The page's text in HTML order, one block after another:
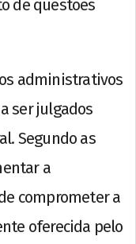
de questões
administrativos
ser julgados
Segundo as
a
comprometer a
oferecida pelo